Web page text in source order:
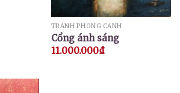
TRANH PHONG CẢNH
Cổng ánh sáng
11.000.000₫